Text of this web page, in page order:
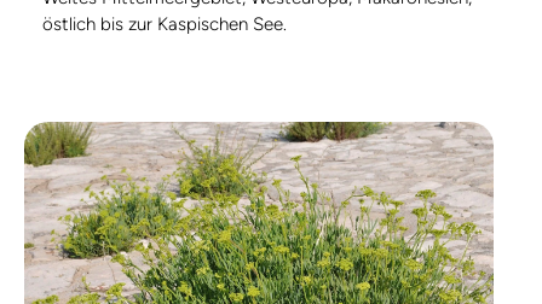
östlich bis zur Kaspischen See.